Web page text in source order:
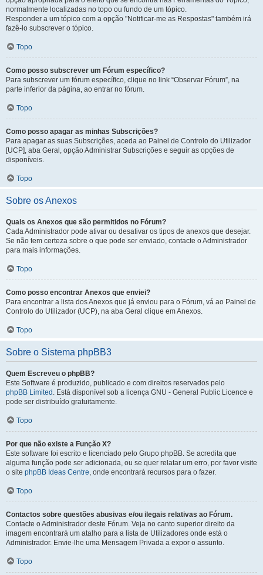
normalmente localizadas no topo ou fundo de um tópico.
Responder a um tópico com a opção "Notificar-me as Respostas" também irá
fazê-lo subscrever o tópico.
Topo
Como posso subscrever um Fórum específico?
Para subscrever um fórum específico, clique no link “Observar Fórum”, na
parte inferior da página, ao entrar no fórum.
Topo
Como posso apagar as minhas Subscrições?
Para apagar as suas Subscrições, aceda ao Painel de Controlo do Utilizador
[UCP], aba Geral, opção Administrar Subscrições e seguir as opções de
disponíveis.
Topo
Sobre os Anexos
Quais os Anexos que são permitidos no Fórum?
Cada Administrador pode ativar ou desativar os tipos de anexos que desejar.
Se não tem certeza sobre o que pode ser enviado, contacte o Administrador
para mais informações.
Topo
Como posso encontrar Anexos que enviei?
Para encontrar a lista dos Anexos que já enviou para o Fórum, vá ao Painel de
Controlo do Utilizador (UCP), na aba Geral clique em Anexos.
Topo
Sobre o Sistema phpBB3
Quem Escreveu o phpBB?
Este Software é produzido, publicado e com direitos reservados pelo
phpBB Limited . Está disponível sob a licença GNU - General Public Licence e
pode ser distribuído gratuitamente.
Topo
Por que não existe a Função X?
Este software foi escrito e licenciado pelo Grupo phpBB. Se acredita que
alguma função pode ser adicionada, ou se quer relatar um erro, por favor visite
o site phpBB Ideas Centre, onde encontrará recursos para o fazer.
Topo
Contactos sobre questões abusivas e/ou ilegais relativas ao Fórum.
Contacte o Administrador deste Fórum. Veja no canto superior direito da
imagem encontrará um atalho para a lista de Utilizadores onde está o
Administrador. Envie-lhe uma Mensagem Privada a expor o assunto.
Topo